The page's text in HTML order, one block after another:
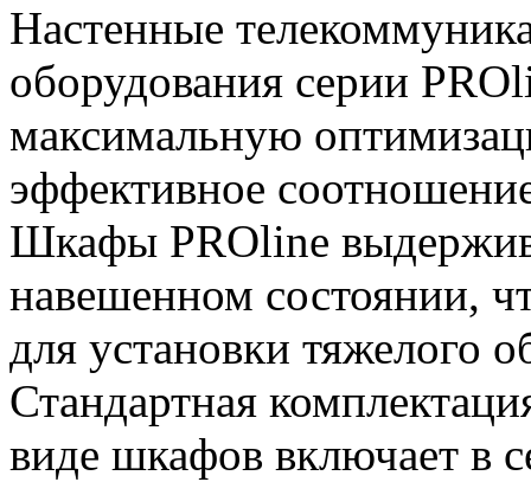
Настенные
оборудования серии
максимальную
эффективное
Шкафы PROline
навешенном состоянии,
для установки тяжелого
Стандартная
виде шкафов включает в